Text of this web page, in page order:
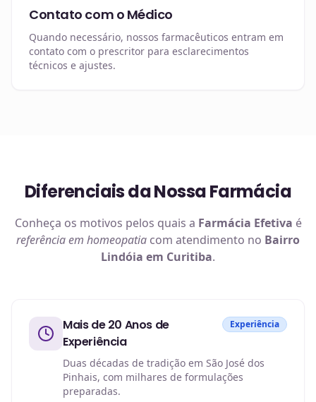
Contato com o Médico
Quando necessário, nossos farmacêuticos entram em
contato com o prescritor para esclarecimentos
técnicos e ajustes.
Diferenciais da Nossa Farmácia
Conheça os motivos pelos quais a Farmácia Efetiva é
referência em homeopatia com atendimento no Bairro
Lindóia em Curitiba.
Mais de 20 Anos de
Experiência
Experiência
Duas décadas de tradição em São José dos
Pinhais, com milhares de formulações
preparadas.